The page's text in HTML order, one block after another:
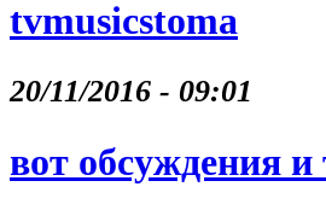
tvmusicstoma
20/11/2016 - 09:01
вот обсуждения и